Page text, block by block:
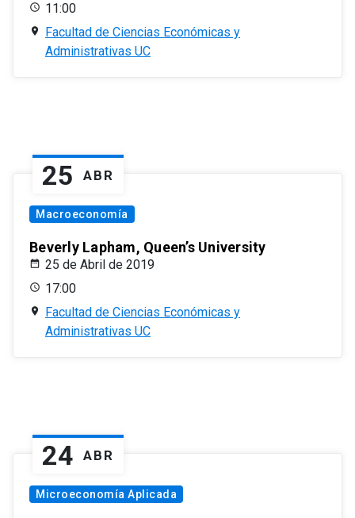
11:00
Facultad de Ciencias Económicas y
Administrativas UC
25 ABR
Macroeconomía
Beverly Lapham, Queen’s University
25 de Abril de 2019
17:00
Facultad de Ciencias Económicas y
Administrativas UC
24 ABR
Microeconomía Aplicada